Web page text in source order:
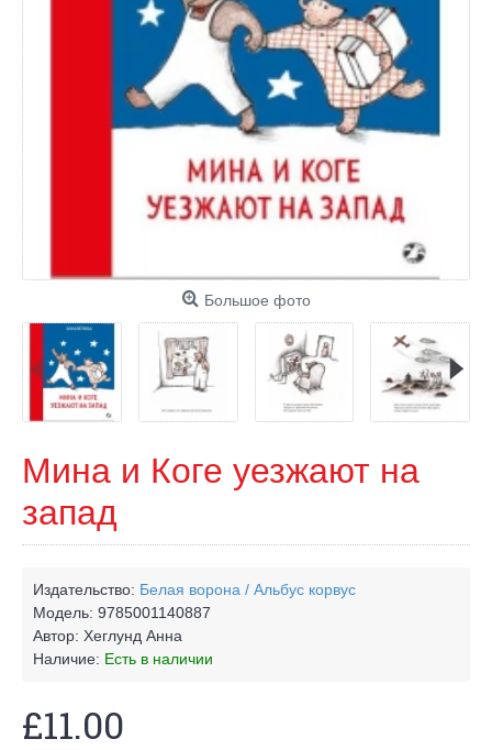
Большое фото
Мина и Коге уезжают на
запад
Издательство: Белая ворона / Альбус корвус
Модель: 9785001140887
Автор: Хеглунд Анна
Наличие: Есть в наличии
£11.00